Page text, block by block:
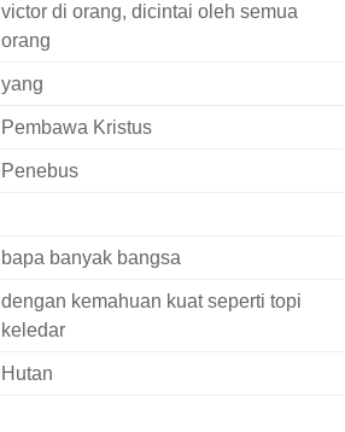
victor di orang, dicintai oleh semua
orang
yang
Pembawa Kristus
Penebus
bapa banyak bangsa
dengan kemahuan kuat seperti topi
keledar
Hutan